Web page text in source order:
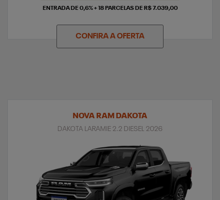
ENTRADA DE 0,6% + 18 PARCELAS DE R$ 7.039,00
CONFIRA A OFERTA
NOVA RAM DAKOTA
DAKOTA LARAMIE 2.2 DIESEL 2026